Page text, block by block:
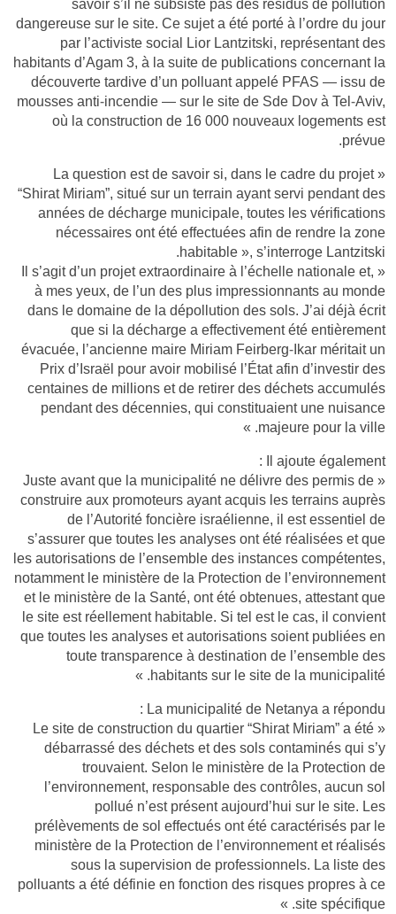
dangereuse sur le site. Ce sujet a été porté à l’ordre du jour
par l’activiste social Lior Lantzitski, représentant des
habitants d’Agam 3, à la suite de publications concernant la
découverte tardive d’un polluant appelé PFAS — issu de
mousses anti-incendie — sur le site de Sde Dov à Tel-Aviv,
où la construction de 16 000 nouveaux logements est
prévue.
« La question est de savoir si, dans le cadre du projet
“Shirat Miriam”, situé sur un terrain ayant servi pendant des
années de décharge municipale, toutes les vérifications
nécessaires ont été effectuées afin de rendre la zone
habitable », s’interroge Lantzitski.
« Il s’agit d’un projet extraordinaire à l’échelle nationale et,
à mes yeux, de l’un des plus impressionnants au monde
dans le domaine de la dépollution des sols. J’ai déjà écrit
que si la décharge a effectivement été entièrement
évacuée, l’ancienne maire Miriam Feirberg-Ikar méritait un
Prix d’Israël pour avoir mobilisé l’État afin d’investir des
centaines de millions et de retirer des déchets accumulés
pendant des décennies, qui constituaient une nuisance
majeure pour la ville. »
Il ajoute également :
« Juste avant que la municipalité ne délivre des permis de
construire aux promoteurs ayant acquis les terrains auprès
de l’Autorité foncière israélienne, il est essentiel de
s’assurer que toutes les analyses ont été réalisées et que
les autorisations de l’ensemble des instances compétentes,
notamment le ministère de la Protection de l’environnement
et le ministère de la Santé, ont été obtenues, attestant que
le site est réellement habitable. Si tel est le cas, il convient
que toutes les analyses et autorisations soient publiées en
toute transparence à destination de l’ensemble des
habitants sur le site de la municipalité. »
La municipalité de Netanya a répondu :
« Le site de construction du quartier “Shirat Miriam” a été
débarrassé des déchets et des sols contaminés qui s’y
trouvaient. Selon le ministère de la Protection de
l’environnement, responsable des contrôles, aucun sol
pollué n’est présent aujourd’hui sur le site. Les
prélèvements de sol effectués ont été caractérisés par le
ministère de la Protection de l’environnement et réalisés
sous la supervision de professionnels. La liste des
polluants a été définie en fonction des risques propres à ce
site spécifique. »